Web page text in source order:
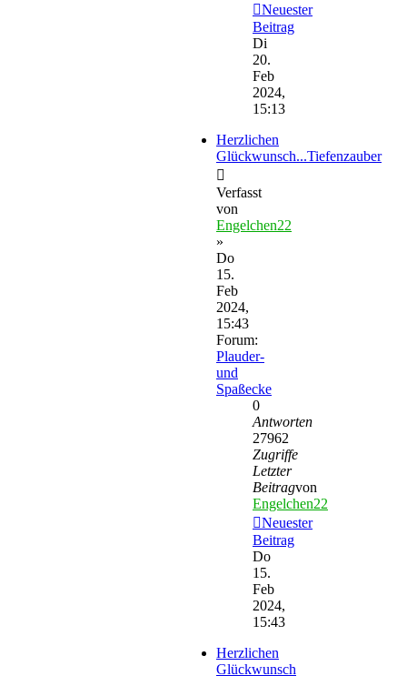
Neuester
Beitrag
Di
20.
Feb
2024,
15:13
Herzlichen
Glückwunsch...Tiefenzauber
Verfasst
von
Engelchen22
»
Do
15.
Feb
2024,
15:43
Forum:
Plauder-
und
Spaßecke
0
Antworten
27962
Zugriffe
Letzter
Beitragvon
Engelchen22
Neuester
Beitrag
Do
15.
Feb
2024,
15:43
Herzlichen
Glückwunsch